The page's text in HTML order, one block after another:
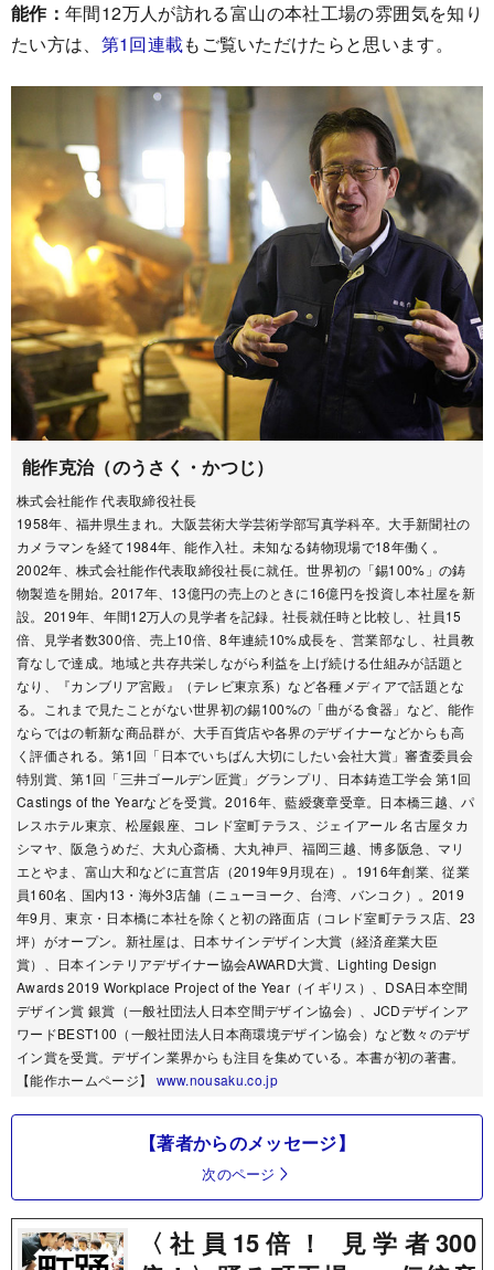
能作：年間12万人が訪れる富山の本社工場の雰囲気を知り
たい方は、 第1回連載もご覧いただけたらと思います。
能作克治（のうさく・かつじ）
株式会社能作 代表取締役社長
1958年、福井県生まれ。大阪芸術大学芸術学部写真学科卒。大手新聞社の
カメラマンを経て1984年、能作入社。未知なる鋳物現場で18年働く。
2002年、株式会社能作代表取締役社長に就任。世界初の「錫100%」の鋳
物製造を開始。2017年、13億円の売上のときに16億円を投資し本社屋を新
設。2019年、年間12万人の見学者を記録。社長就任時と比較し、社員15
倍、見学者数300倍、売上10倍、8年連続10%成長を、営業部なし、社員教
育なしで達成。地域と共存共栄しながら利益を上げ続ける仕組みが話題と
なり、『カンブリア宮殿』（テレビ東京系）など各種メディアで話題とな
る。これまで見たことがない世界初の錫100%の「曲がる食器」など、能作
ならではの斬新な商品群が、大手百貨店や各界のデザイナーなどからも高
く評価される。第1回「日本でいちばん大切にしたい会社大賞」審査委員会
特別賞、第1回「三井ゴールデン匠賞」グランプリ、日本鋳造工学会 第1回
Castings of the Yearなどを受賞。2016年、藍綬褒章受章。日本橋三越、パ
レスホテル東京、松屋銀座、コレド室町テラス、ジェイアール 名古屋タカ
シマヤ、阪急うめだ、大丸心斎橋、大丸神戸、福岡三越、博多阪急、マリ
エとやま、富山大和などに直営店（2019年9月現在）。1916年創業、従業
員160名、国内13・海外3店舗（ニューヨーク、台湾、バンコク）。2019
年9月、東京・日本橋に本社を除くと初の路面店（コレド室町テラス店、23
坪）がオープン。新社屋は、日本サインデザイン大賞（経済産業大臣
賞）、日本インテリアデザイナー協会AWARD大賞、Lighting Design
Awards 2019 Workplace Project of the Year（イギリス）、DSA日本空間
デザイン賞 銀賞（一般社団法人日本空間デザイン協会）、JCDデザインア
ワードBEST100（一般社団法人日本商環境デザイン協会）など数々のデザ
イン賞を受賞。デザイン業界からも注目を集めている。本書が初の著書。
【能作ホームページ】 www.nousaku.co.jp
【著者からのメッセージ】
次のページ
〈社員15倍！ 見学者300